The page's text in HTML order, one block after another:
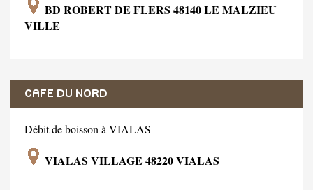
BD ROBERT DE FLERS 48140 LE MALZIEU
VILLE
CAFE DU NORD
Débit de boisson à VIALAS
VIALAS VILLAGE 48220 VIALAS